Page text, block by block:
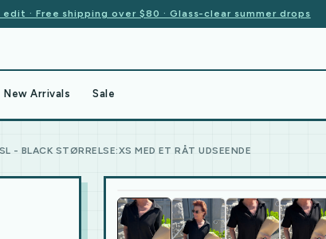
edit · Free shipping over $80 · Glass-clear summer drops
New Arrivals Sale
- BLACK STØRRELSE:XS MED ET RÅT UDSEENDE